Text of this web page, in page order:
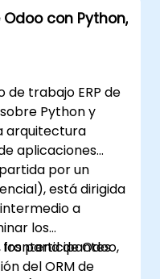
con Python,
trabajo ERP de
Python y
arquitectura
aplicaciones
por un
está dirigida
a
los
de Odoo,
del ORM de
los participantes